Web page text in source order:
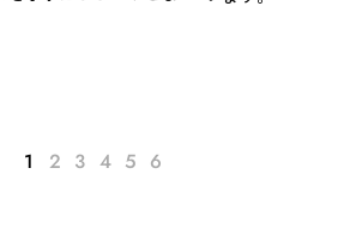
1 2 3 4 5 6